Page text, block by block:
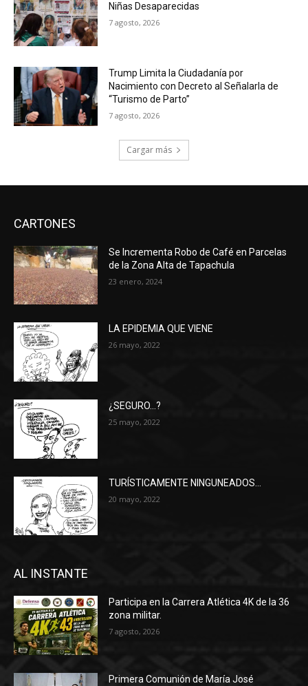
Niñas Desaparecidas
7 agosto, 2026
Trump Limita la Ciudadanía por
Nacimiento con Decreto al Señalarla de
“Turismo de Parto”
7 agosto, 2026
Cargar más
CARTONES
Se Incrementa Robo de Café en Parcelas
de la Zona Alta de Tapachula
23 enero, 2024
LA EPIDEMIA QUE VIENE
26 mayo, 2022
¿SEGURO…?
25 mayo, 2022
TURÍSTICAMENTE NINGUNEADOS…
20 mayo, 2022
AL INSTANTE
Participa en la Carrera Atlética 4K de la 36
zona militar.
7 agosto, 2026
Primera Comunión de María José